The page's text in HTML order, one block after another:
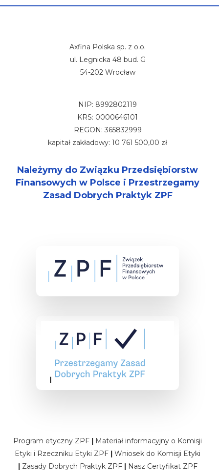
Axfina Polska sp. z o.o.
ul. Legnicka 48 bud. G
54-202 Wrocław
NIP: 8992802119
KRS: 0000646101
REGON: 365832999
kapitał zakładowy: 10 761 500,00 zł
Należymy do Związku Przedsiębiorstw
Finansowych w Polsce i Przestrzegamy
Zasad Dobrych Praktyk ZPF
Program etyczny ZPF | Materiał informacyjny o Komisji
Etyki i Rzeczniku Etyki ZPF |Wniosek do Komisji Etyki
| Zasady Dobrych Praktyk ZPF| Nasz Certyfikat ZPF